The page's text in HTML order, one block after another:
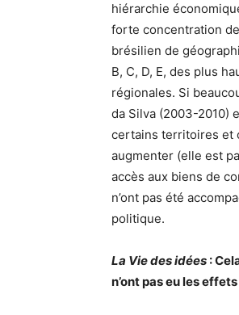
hiérarchie
forte concentration
brésilien de
B, C, D, E, des plus
régionales. Si
da Silva (2003-2010)
certains territoires et
augmenter (elle est
accès aux biens de
n’ont pas été
politique.
La Vie des idées :
n’ont pas eu les